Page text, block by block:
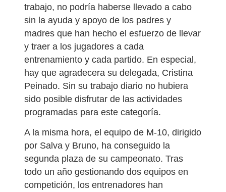
trabajo, no podría haberse llevado a cabo
sin la ayuda y apoyo de los padres y
madres que han hecho el esfuerzo de llevar
y traer a los jugadores a cada
entrenamiento y cada partido. En especial,
hay que agradecera su delegada, Cristina
Peinado. Sin su trabajo diario no hubiera
sido posible disfrutar de las actividades
programadas para este categoría.
A la misma hora, el equipo de M-10, dirigido
por Salva y Bruno, ha conseguido la
segunda plaza de su campeonato. Tras
todo un año gestionando dos equipos en
competición, los entrenadores han